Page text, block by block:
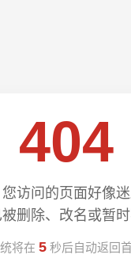
404
访问的页面好像迷
删除、改名或暂时
将在 5 秒后自动返回